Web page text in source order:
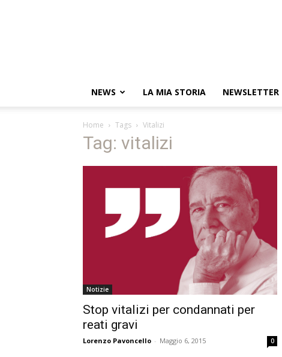
NEWS LA MIA STORIA NEWSLETTER
Home Tags Vitalizi
Tag: vitalizi
Notizie
Stop vitalizi per condannati per
reati gravi
Lorenzo Pavoncello - Maggio 6, 2015 0